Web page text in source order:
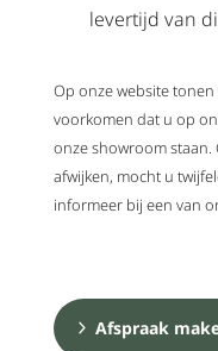
levertijd van
Op onze website
voorkomen dat u op
onze showroom
afwijken, mocht u
informeer bij een van
Afspraak